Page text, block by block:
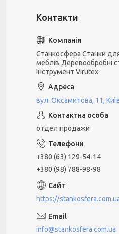
Станкосфера Станки
меблів Деревообробні
Інструмент Virutex
вул. Оксамитова, 11,
отдел продажи
+380 (63) 129-54-14
+380 (98) 788-98-98
https://
info@stankosfera.com.ua